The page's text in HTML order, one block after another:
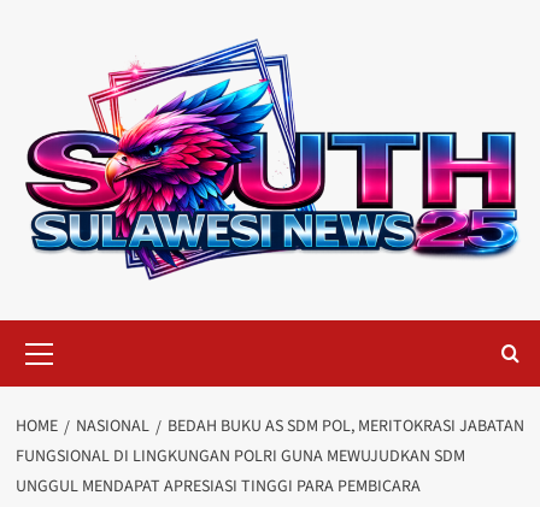
Menu
HOME NASIONAL
BEDAH BUKU AS SDM POL, MERITOKRASI JABATAN
FUNGSIONAL DI LINGKUNGAN POLRI GUNA MEWUJUDKAN SDM
UNGGUL MENDAPAT APRESIASI TINGGI PARA PEMBICARA